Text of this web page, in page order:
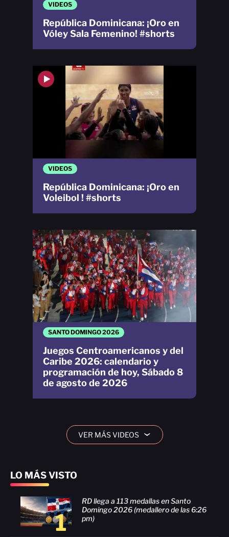
LO MÁS VISTO
1
RD llega a 113 medallas en Santo
Domingo 2026 (medallero de las 6:26
pm)
SANTO DOMINGO 2026
Juegos Centroamericanos y del
Caribe 2026: calendario y
programación de hoy, Sábado 8
de agosto de 2026
VIDEOS
República Dominicana: ¡Oro en
Voleibol ! #shorts
VIDEOS
República Dominicana: ¡Oro en
Vóley Sala Femenino! #shorts
VER MÁS VIDEOS ›